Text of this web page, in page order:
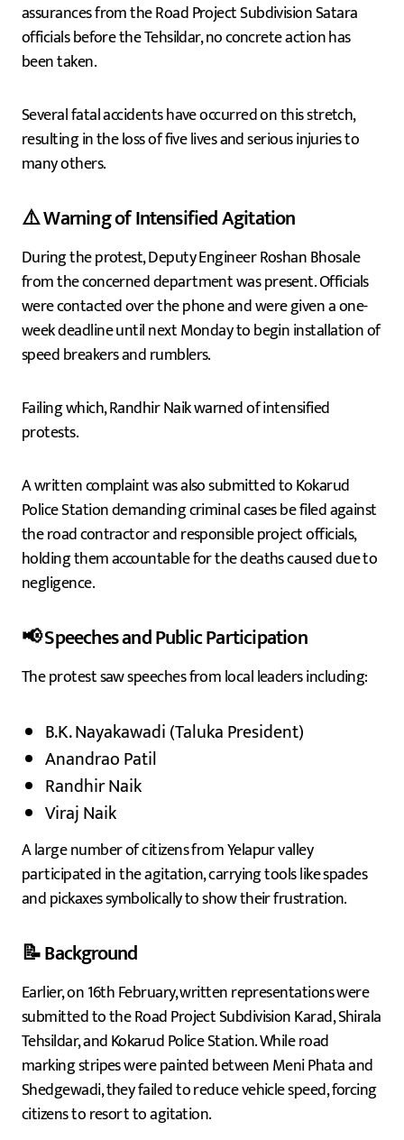
assurances from the Road Project Subdivision Satara
officials before the Tehsildar, no concrete action has
been taken.
Several fatal accidents have occurred on this stretch,
resulting in the loss of five lives and serious injuries to
many others.
⚠️ Warning of Intensified Agitation
During the protest, Deputy Engineer Roshan Bhosale
from the concerned department was present. Officials
were contacted over the phone and were given a one-
week deadline until next Monday to begin installation of
speed breakers and rumblers.
Failing which, Randhir Naik warned of intensified
protests.
A written complaint was also submitted to Kokarud
Police Station demanding criminal cases be filed against
the road contractor and responsible project officials,
holding them accountable for the deaths caused due to
negligence.
📢 Speeches and Public Participation
The protest saw speeches from local leaders including:
B.K. Nayakawadi (Taluka President)
Anandrao Patil
Randhir Naik
Viraj Naik
A large number of citizens from Yelapur valley
participated in the agitation, carrying tools like spades
and pickaxes symbolically to show their frustration.
📝 Background
Earlier, on 16th February, written representations were
submitted to the Road Project Subdivision Karad, Shirala
Tehsildar, and Kokarud Police Station. While road
marking stripes were painted between Meni Phata and
Shedgewadi, they failed to reduce vehicle speed, forcing
citizens to resort to agitation.